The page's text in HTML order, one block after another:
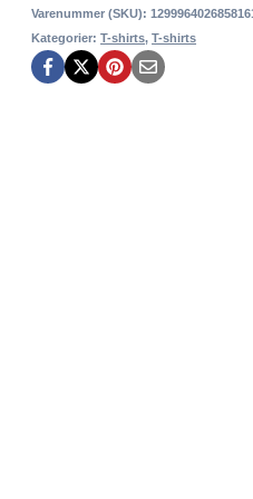
var:
199,95 kr..
Varenummer (SKU):
Kategorier:T-shirts,T-shirts